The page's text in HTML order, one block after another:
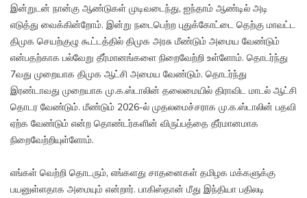
இன்றுடன் நான்கு ஆண்டுகள் முடிவடைந்து, ஐந்தாம் ஆண்டில் அடி
எடுத்து வைக்கின்றோம். இன்று நடைபெற்ற புதுக்கோட்டை தெற்கு மாவட்ட
திமுக செயற்குழு கூட்டத்தில் திமுக அரசு மீண்டும் அமைய வேண்டும்
என்பதற்காக பல்வேறு தீர்மானங்களை நிறைவேற்றி உள்ளோம். தொடர்ந்து
7வது முறையாக திமுக ஆட்சி அமைய வேண்டும். தொடர்ந்து
இரண்டாவது முறையாக மு.க.ஸ்டாலின் தலைமையில் திராவிட மாடல் ஆட்சி
தொடர வேண்டும். மீண்டும் 2026-ல் முதலமைச்சராக மு.க.ஸ்டாலின் பதவி
ஏற்க வேண்டும் என்ற தொண்டர்களின் விருப்பத்தை தீர்மானமாக
நிறைவேற்றியுள்ளோம்.
எங்கள் வெற்றி தொடரும், எங்களது சாதனைகள் தமிழக மக்களுக்கு
பயனுள்ளதாக அமையும் என்றார். பாகிஸ்தான் மீது இந்தியா பதிலடி